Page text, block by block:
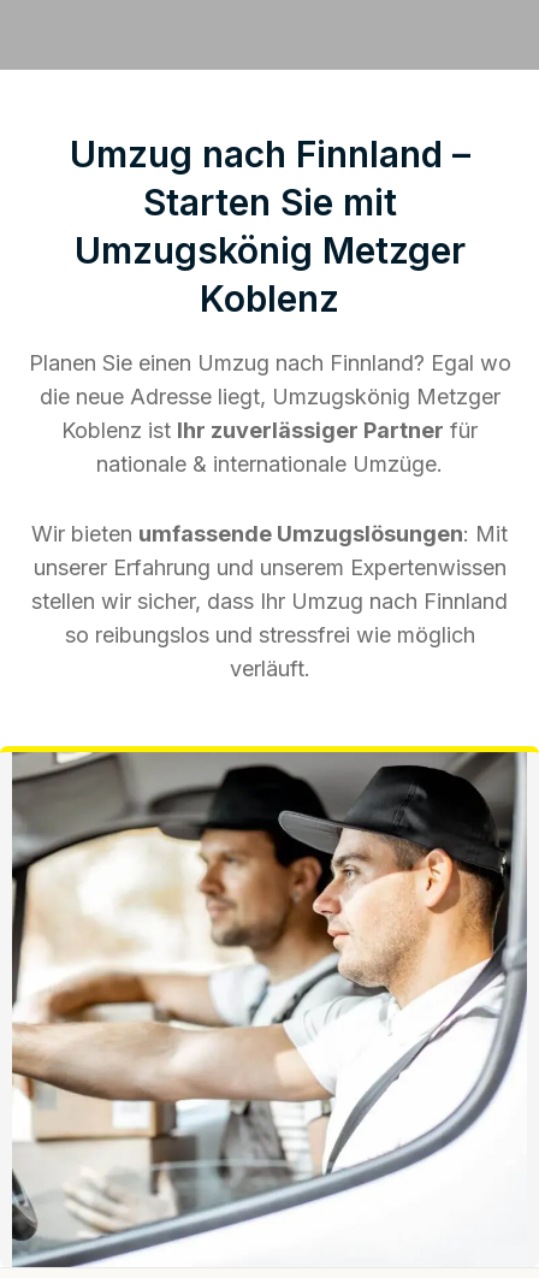
Umzug nach Finnland –
Starten Sie mit
Umzugskönig Metzger
Koblenz
Planen Sie einen Umzug nach Finnland? Egal wo
die neue Adresse liegt, Umzugskönig Metzger
Koblenz ist Ihr zuverlässiger Partner für
nationale & internationale Umzüge.
Wir bieten umfassende Umzugslösungen: Mit
unserer Erfahrung und unserem Expertenwissen
stellen wir sicher, dass Ihr Umzug nach Finnland
so reibungslos und stressfrei wie möglich
verläuft.